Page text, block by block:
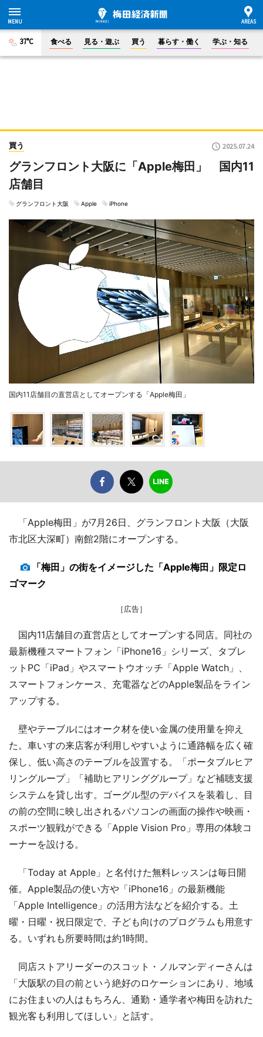
37°C 食べる 見る・遊ぶ 買う 暮らす・働く 学ぶ・知る
買う 2025.07.24
グランフロント大阪に「Apple梅田」 国内11
店舗目
グランフロント大阪 Apple iPhone
国内11店舗目の直営店としてオープンする「Apple梅田」
「Apple梅田」が7月26日、グランフロント大阪（大阪
市北区大深町）南館2階にオープンする。
「梅田」の街をイメージした「Apple梅田」限定ロ
ゴマーク
［広告］
国内11店舗目の直営店としてオープンする同店。同社の
最新機種スマートフォン「iPhone16」シリーズ、タブレ
ットPC「iPad」やスマートウオッチ「Apple Watch」、
スマートフォンケース、充電器などのApple製品をライン
アップする。
壁やテーブルにはオーク材を使い金属の使用量を抑え
た。車いすの来店客が利用しやすいように通路幅を広く確
保し、低い高さのテーブルを設置する。「ポータブルヒア
リングループ」「補助ヒアリンググループ」など補聴支援
システムを貸し出す。ゴーグル型のデバイスを装着し、目
の前の空間に映し出されるパソコンの画面の操作や映画・
スポーツ観戦ができる「Apple Vision Pro」専用の体験コ
ーナーを設ける。
「Today at Apple」と名付けた無料レッスンは毎日開
催。Apple製品の使い方や「iPhone16」の最新機能
「Apple Intelligence」の活用方法などを紹介する。土
曜・日曜・祝日限定で、子ども向けのプログラムも用意す
る。いずれも所要時間は約1時間。
同店ストアリーダーのスコット・ノルマンディーさんは
「大阪駅の目の前という絶好のロケーションにあり、地域
にお住まいの人はもちろん、通勤・通学者や梅田を訪れた
観光客も利用してほしい」と話す。